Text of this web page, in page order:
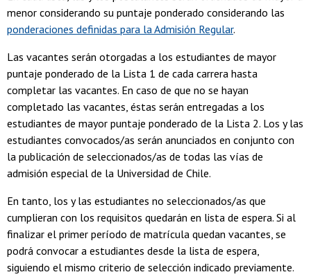
menor considerando su puntaje ponderado considerando las
ponderaciones definidas para la Admisión Regular.
Las vacantes serán otorgadas a los estudiantes de mayor
puntaje ponderado de la Lista 1 de cada carrera hasta
completar las vacantes. En caso de que no se hayan
completado las vacantes, éstas serán entregadas a los
estudiantes de mayor puntaje ponderado de la Lista 2. Los y las
estudiantes convocados/as serán anunciados en conjunto con
la publicación de seleccionados/as de todas las vías de
admisión especial de la Universidad de Chile.
En tanto, los y las estudiantes no seleccionados/as que
cumplieran con los requisitos quedarán en lista de espera. Si al
finalizar el primer período de matrícula quedan vacantes, se
podrá convocar a estudiantes desde la lista de espera,
siguiendo el mismo criterio de selección indicado previamente.